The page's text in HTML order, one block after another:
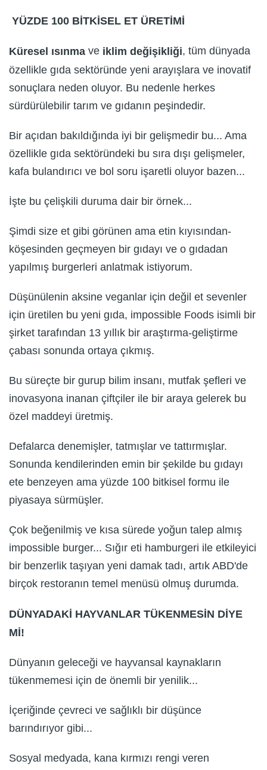
YÜZDE 100 BİTKİSEL ET ÜRETİMİ
Küresel ısınma ve iklim değişikliği, tüm dünyada
özellikle gıda sektöründe yeni arayışlara ve inovatif
sonuçlara neden oluyor. Bu nedenle herkes
sürdürülebilir tarım ve gıdanın peşindedir.
Bir açıdan bakıldığında iyi bir gelişmedir bu... Ama
özellikle gıda sektöründeki bu sıra dışı gelişmeler,
kafa bulandırıcı ve bol soru işaretli oluyor bazen...
İşte bu çelişkili duruma dair bir örnek...
Şimdi size et gibi görünen ama etin kıyısından-
köşesinden geçmeyen bir gıdayı ve o gıdadan
yapılmış burgerleri anlatmak istiyorum.
Düşünülenin aksine veganlar için değil et sevenler
için üretilen bu yeni gıda, impossible Foods isimli bir
şirket tarafından 13 yıllık bir araştırma-geliştirme
çabası sonunda ortaya çıkmış.
Bu süreçte bir gurup bilim insanı, mutfak şefleri ve
inovasyona inanan çiftçiler ile bir araya gelerek bu
özel maddeyi üretmiş.
Defalarca denemişler, tatmışlar ve tattırmışlar.
Sonunda kendilerinden emin bir şekilde bu gıdayı
ete benzeyen ama yüzde 100 bitkisel formu ile
piyasaya sürmüşler.
Çok beğenilmiş ve kısa sürede yoğun talep almış
impossible burger... Sığır eti hamburgeri ile etkileyici
bir benzerlik taşıyan yeni damak tadı, artık ABD'de
birçok restoranın temel menüsü olmuş durumda.
DÜNYADAKİ HAYVANLAR TÜKENMESİN DİYE
Mİ!
Dünyanın geleceği ve hayvansal kaynakların
tükenmemesi için de önemli bir yenilik...
İçeriğinde çevreci ve sağlıklı bir düşünce
barındırıyor gibi...
Sosyal medyada, kana kırmızı rengi veren